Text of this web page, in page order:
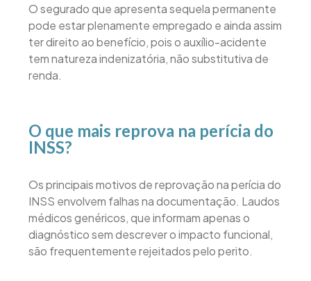
O segurado que apresenta sequela permanente
pode estar plenamente empregado e ainda assim
ter direito ao benefício, pois o auxílio-acidente
tem natureza indenizatória, não substitutiva de
renda.
O que mais reprova na perícia do
INSS?
Os principais motivos de reprovação na perícia do
INSS envolvem falhas na documentação. Laudos
médicos genéricos, que informam apenas o
diagnóstico sem descrever o impacto funcional,
são frequentemente rejeitados pelo perito.